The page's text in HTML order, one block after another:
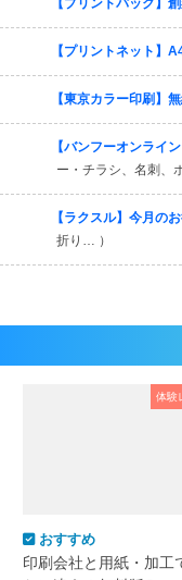
【プリントパック】
【プリントネット】
【東京カラー印刷】
【バンフーオンライ
ー・チラシ、名刺、
【ラクスル】今月の
折り… ）
体験
おすすめ
印刷会社と用紙・加工